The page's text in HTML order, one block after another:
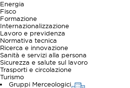
Energia
Fisco
Formazione
Internazionalizzazione
Lavoro e previdenza
Normativa tecnica
Ricerca e innovazione
Sanità e servizi alla persona
Sicurezza e salute sul lavoro
Trasporti e circolazione
Turismo
Gruppi Merceologici